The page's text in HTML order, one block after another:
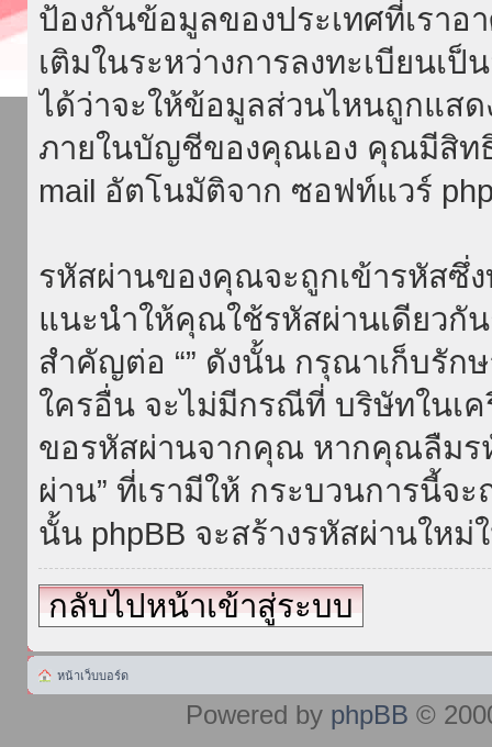
ป้องกันข้อมูลของประเทศที่เราอ
เติมในระหว่างการลงทะเบียนเ
ได้ว่าจะให้ข้อมูลส่วนไหนถูกแส
ภายในบัญชีของคุณเอง คุณมีสิทธิ์
mail อัตโนมัติจาก ซอฟท์แวร์
รหัสผ่านของคุณจะถูกเข้ารหัสซึ่
แนะนำให้คุณใช้รหัสผ่านเดียวกั
สำคัญต่อ “” ดังนั้น กรุณาเก็บรัก
ใครอื่น จะไม่มีกรณีที่ บริษัทในเ
ขอรหัสผ่านจากคุณ หากคุณลืมร
ผ่าน” ที่เรามีให้ กระบวนการนี้จ
นั้น phpBB จะสร้างรหัสผ่านให
กลับไปหน้าเข้าสู่ระบบ
หน้าเว็บบอร์ด
Powered by phpBB ©